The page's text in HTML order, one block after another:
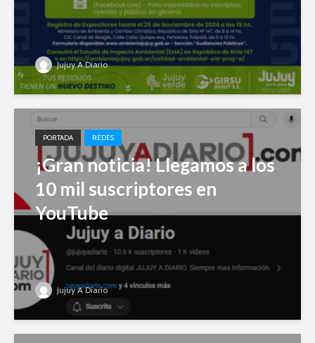
Jujuy A Diario
PORTADA REDES
¡Gran noticia! Llegamos a los
10 mil suscriptores en
YouTube
Jujuy A Diario